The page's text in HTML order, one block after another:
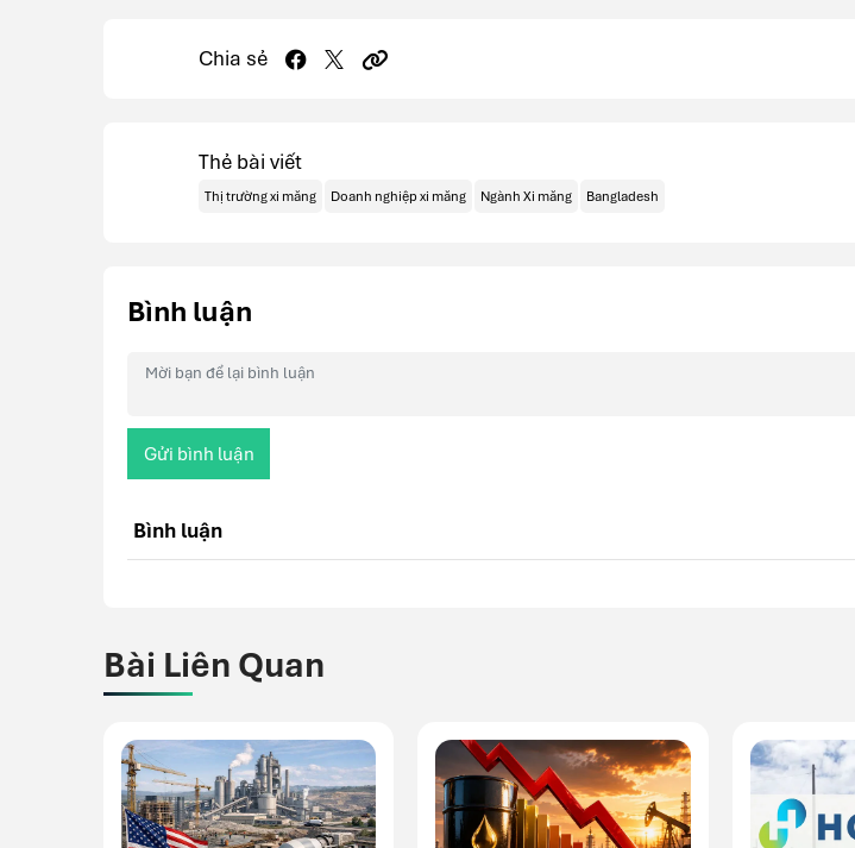
Chia sẻ
Thẻ bài viết
Thị trường xi măng Doanh nghiệp xi măng Ngành Xi măng Bangladesh
Bình luận
Gửi bình luận
Bình luận
Bài Liên Quan